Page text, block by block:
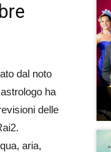
dal noto
ha
delle
aria,